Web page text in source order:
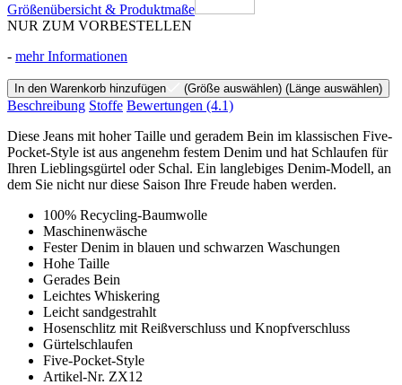
Größenübersicht & Produktmaße
NUR ZUM VORBESTELLEN
- mehr Informationen
In den Warenkorb hinzufügen (Größe auswählen) (Länge auswählen)
Beschreibung Stoffe Bewertungen (4.1)
Diese Jeans mit hoher Taille und geradem Bein im klassischen Five-
Pocket-Style ist aus angenehm festem Denim und hat Schlaufen für
Ihren Lieblingsgürtel oder Schal. Ein langlebiges Denim-Modell, an
dem Sie nicht nur diese Saison Ihre Freude haben werden.
100% Recycling-Baumwolle
Maschinenwäsche
Fester Denim in blauen und schwarzen Waschungen
Hohe Taille
Gerades Bein
Leichtes Whiskering
Leicht sandgestrahlt
Hosenschlitz mit Reißverschluss und Knopfverschluss
Gürtelschlaufen
Five-Pocket-Style
Artikel-Nr. ZX12